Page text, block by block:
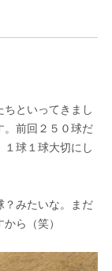
ちといってきまし
。前回２５０球だ
１球１球大切にし
？みたいな。まだ
ら（笑）